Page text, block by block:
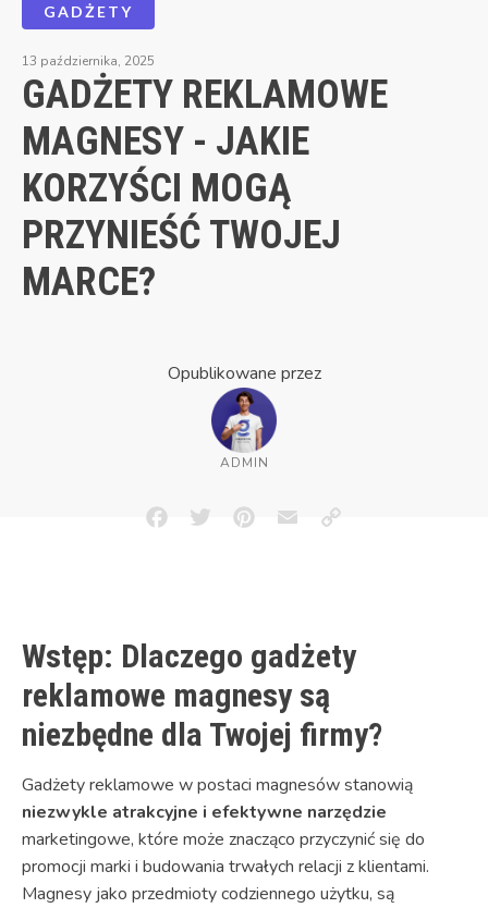
GADŻETY
13 października, 2025
GADŻETY REKLAMOWE
MAGNESY - JAKIE
KORZYŚCI MOGĄ
PRZYNIEŚĆ TWOJEJ
MARCE?
Opublikowane przez
ADMIN
FacebookTwitterPinterestEmailCopy
Wstęp: Dlaczego gadżety
reklamowe magnesy są
niezbędne dla Twojej firmy?
Gadżety reklamowe w postaci magnesów stanowią
niezwykle atrakcyjne i efektywne narzędzie
marketingowe, które może znacząco przyczynić się do
promocji marki i budowania trwałych relacji z klientami.
Magnesy jako przedmioty codziennego użytku, są